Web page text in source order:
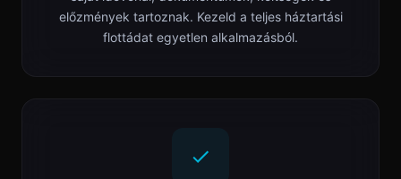
előzmények tartoznak. Kezeld a teljes háztartási
flottádat egyetlen alkalmazásból.